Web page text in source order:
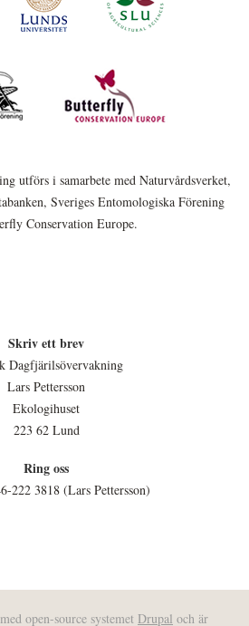
utförs i samarbete med Naturvårdsverket,
Sveriges Entomologiska Förening
Conservation Europe.
Skriv ett brev
Dagfjärilsövervakning
Lars Pettersson
Ekologihuset
223 62 Lund
Ring oss
222 3818 (Lars Pettersson)
open-source systemet Drupal och är